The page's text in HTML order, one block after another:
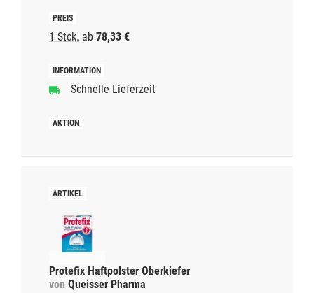
1 Stck. ab 78,33 €
Schnelle Lieferzeit
Protefix Haftpolster Oberkiefer
von Queisser Pharma